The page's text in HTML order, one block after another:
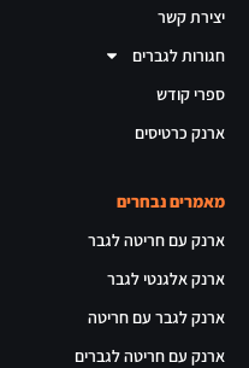
יצירת קשר
חגורות לגברים
ספרי קודש
ארנק כרטיסים
מאמרים נבחרים
ארנק עם חריטה לגבר
ארנק אלגנטי לגבר
ארנק לגבר עם חריטה
ארנק עם חריטה לגברים